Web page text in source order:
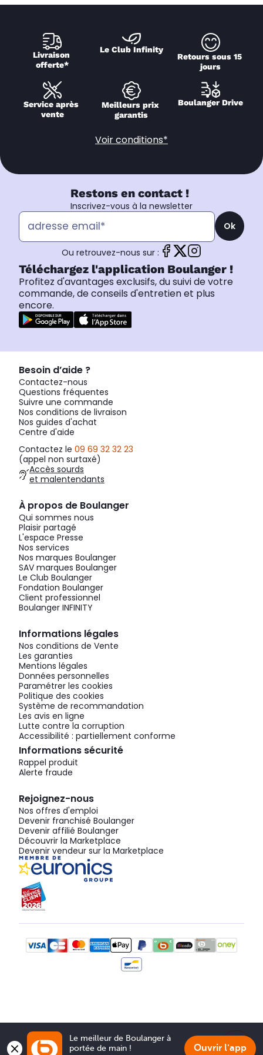
Livraison
offerte*
Le Club Infinity
Retours sous 15
jours
Service après
vente
Meilleurs prix
garantis
Boulanger Drive
Voir conditions*
Restons en contact !
Inscrivez-vous à la newsletter
Ok
Ou retrouvez-nous sur :
Téléchargez l'application Boulanger !
Profitez d'avantages exclusifs, du suivi de votre
commande, de conseils d'entretien et plus
encore.
Besoin d’aide ?
Contactez-nous
Questions fréquentes
Suivre une commande
Nos conditions de livraison
Nos guides d'achat
Centre d'aide
Contactez le 09 69 32 32 23
(appel non surtaxé)
Accès sourds
et malentendants
À propos de Boulanger
Qui sommes nous
Plaisir partagé
L'espace Presse
Nos services
Nos marques Boulanger
SAV marques Boulanger
Le Club Boulanger
Fondation Boulanger
Client professionnel
Boulanger INFINITY
Informations légales
Nos conditions de Vente
Les garanties
Mentions légales
Données personnelles
Paramétrer les cookies
Politique des cookies
Système de recommandation
Les avis en ligne
Lutte contre la corruption
Accessibilité : partiellement conforme
Informations sécurité
Rappel produit
Alerte fraude
Rejoignez-nous
Nos offres d'emploi
Devenir franchisé Boulanger
Devenir affilié Boulanger
Découvrir la Marketplace
Devenir vendeur sur la Marketplace
Le meilleur de Boulanger à
portée de main !
Ouvrir l'app